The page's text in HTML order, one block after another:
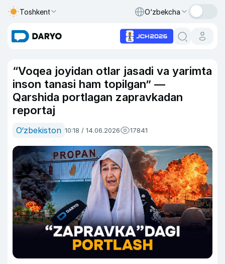
Toshkent O‘zbekcha
“Voqea joyidan otlar jasadi va yarimta
inson tanasi ham topilgan” —
Qarshida portlagan zapravkadan
reportaj
O‘zbekiston 10:18 / 14.06.2026 17841